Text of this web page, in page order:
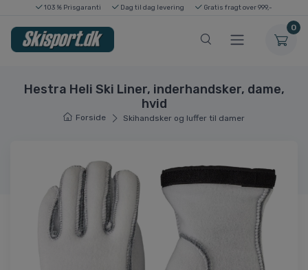
103 % Prisgaranti Dag til dag levering Gratis fragt over 999,-
0
Hestra Heli Ski Liner, inderhandsker, dame,
hvid
Forside Skihandsker og luffer til damer